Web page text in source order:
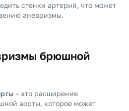
стенки артерий, что может
аневризмы.
брюшной
– это расширение
аорты, которое может